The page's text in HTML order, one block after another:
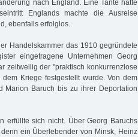
nach England. Eine Tante hatte
Englands machte die Ausreise
ebenfalls erfolglos.
Handelskammer das 1910 gegründete
eingetragene Unternehmen Georg
zeitweilig der "praktisch konkurrenzlose
Kriege festgestellt wurde. Von dem
Marion Baruch bis zu ihrer Deportation
erfüllte sich nicht. Über Georg Baruchs
ein Überlebender von Minsk, Heinz